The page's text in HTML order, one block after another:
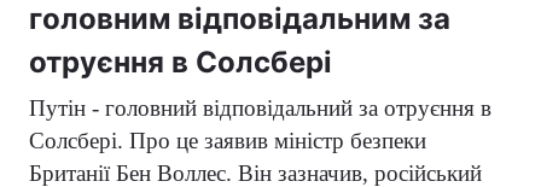
головним відповідальним за
отруєння в Солсбері
Путін - головний відповідальний за отруєння в
Солсбері. Про це заявив міністр безпеки
Британії Бен Воллес. Він зазначив, російський